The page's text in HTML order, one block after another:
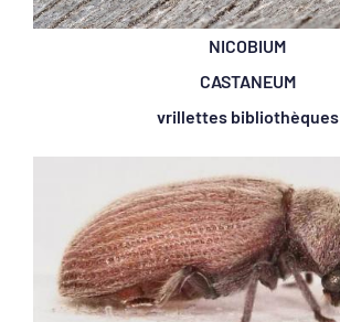
NICOBIUM
CASTANEUM
vrillettes bibliothèques